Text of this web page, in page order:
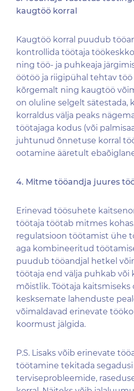
kaugtöö korral
Kaugtöö korral puudub
kontrollida töötaja
ning töö- ja puhkeaja
öötöö ja riigipühal tehtav
kõrgemalt ning kaugtöö
on oluline selgelt sätestada,
korraldus välja peaks
töötajaga kodus (või
juhtunud õnnetuse korral
ootamine ääretult
4. Mitme tööandja juures
Erinevad töösuhete
töötaja töötab mitmes
regulatsioon töötamist ühe
aga kombineeritud
puudub tööandjal hetkel
töötaja end välja puhkab või
mõistlik. Töötaja kaitsmiseks
kesksemate lahenduste
võimaldavad erinevate
koormust jälgida.
P.S. Lisaks võib erinevate
töötamine tekitada
terviseprobleemide,